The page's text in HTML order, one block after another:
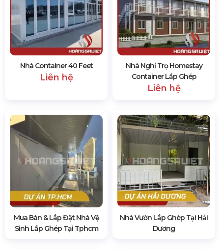
Nhà Container 40 Feet
Liên hệ
Nhà Nghỉ Trọ Homestay
Container Lắp Ghép
Liên hệ
Mua Bán & Lắp Đặt Nhà Vệ
Sinh Lắp Ghép Tại Tphcm
Nhà Vườn Lắp Ghép Tại Hải
Dương